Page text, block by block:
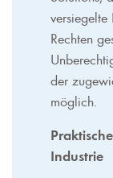
versiegelte
Rechten
der
möglich.
Industrie